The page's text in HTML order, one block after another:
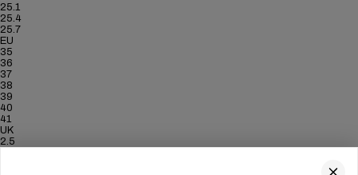
25.1
25.4
25.7
EU
35
36
37
38
39
40
41
UK
2.5